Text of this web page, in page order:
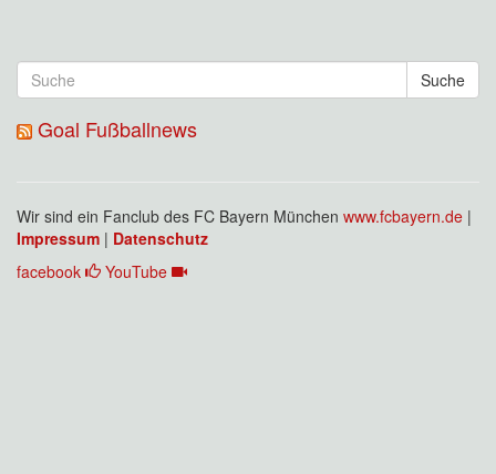
Suche
Goal Fußballnews
Wir sind ein Fanclub des FC Bayern München www.fcbayern.de |
Impressum | Datenschutz
facebook
YouTube